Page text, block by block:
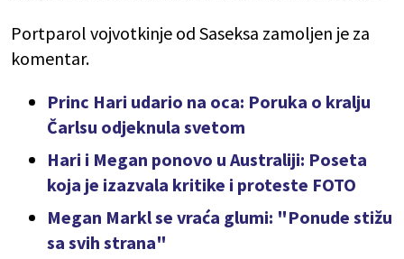
Portparol vojvotkinje od Saseksa zamoljen je za
komentar.
Princ Hari udario na oca: Poruka o kralju
Čarlsu odjeknula svetom
Hari i Megan ponovo u Australiji: Poseta
koja je izazvala kritike i proteste FOTO
Megan Markl se vraća glumi: "Ponude stižu
sa svih strana"